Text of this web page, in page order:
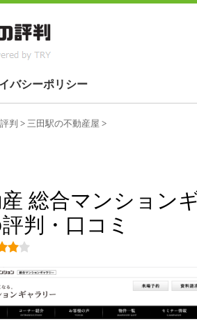
バシーポリシー
判 > 三田駅の不動産屋 >
総合マンション
判・口コミ